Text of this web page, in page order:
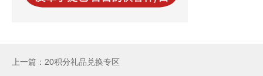
上一篇：20积分礼品兑换专区